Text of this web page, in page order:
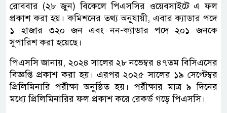
রোববার (২৮ জুন) বিকেলে পিএসসির ওয়েবসাইটে এ ফল
প্রকাশ করা হয়। কমিশনের তথ্য অনুযায়ী, এবার ক্যাডার পদে
১ হাজার ৩২০ জন এবং নন-ক্যাডার পদে ২০১ জনকে
সুপারিশ করা হয়েছে।
পিএসসি জানায়, ২০২৪ সালের ২৮ নভেম্বর ৪৭তম বিসিএসের
বিজ্ঞপ্তি প্রকাশ করা হয়। এরপর ২০২৫ সালের ১৯ সেপ্টেম্বর
প্রিলিমিনারি পরীক্ষা অনুষ্ঠিত হয়। পরীক্ষার মাত্র ৯ দিনের
মধ্যে প্রিলিমিনারির ফল প্রকাশ করে রেকর্ড গড়ে পিএসসি।